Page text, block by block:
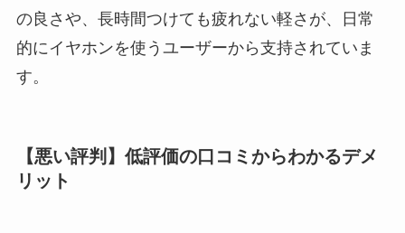
の良さや、長時間つけても疲れない軽さが、日常
的にイヤホンを使うユーザーから支持されていま
す。
【悪い評判】低評価の口コミからわかるデメ
リット